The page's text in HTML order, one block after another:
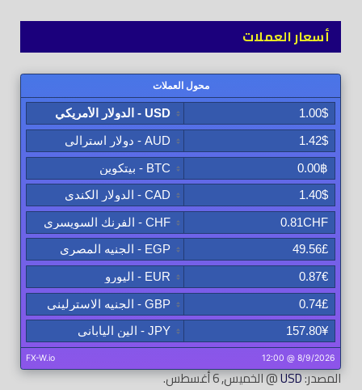
أسعار العملات
المصدر:USD@ الخميس, 6 أغسطس.